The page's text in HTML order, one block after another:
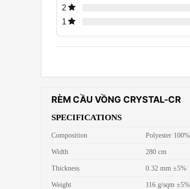
2
1
RÈM CẦU VỒNG CRYSTAL-CR
SPECIFICATIONS
Composition Polyester 100%
Width 280 cm
Thickness 0.32 mm ±5%
Weight 116 g/sqm ±5%